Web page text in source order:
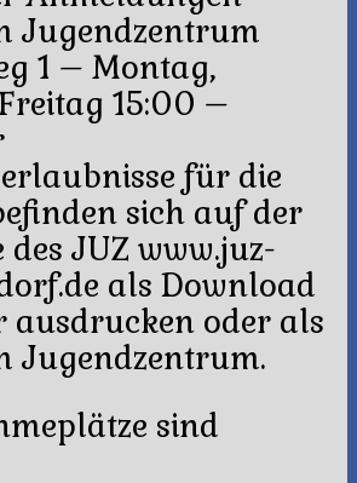
Jugendzentrum
1 – Montag,
15:00 –
für die
sich auf der
des JUZ www.juz-
als Download
ausdrucken oder als
Jugendzentrum.
sind